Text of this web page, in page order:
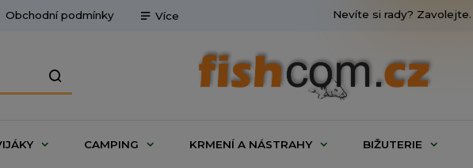
Obchodní podmínky Více Nevíte si rady? Zavolejte.
CAMPING KRMENÍ A NÁSTRAHY BIŽUTERIE